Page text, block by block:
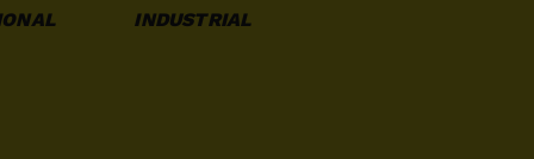
INDUSTRIAL